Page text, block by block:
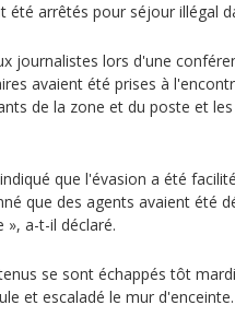
été arrêtés pour séjour illégal
journalistes lors d'une
avaient été prises à
de la zone et du poste et
que l'évasion a été
que des agents avaient été
», a-t-il déclaré.
se sont échappés tôt
et escaladé le mur d'enceinte.